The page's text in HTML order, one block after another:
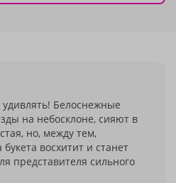
удивлять! Белоснежные
на небосклоне, сияют в
но, между тем,
восхитит и станет
представителя сильного